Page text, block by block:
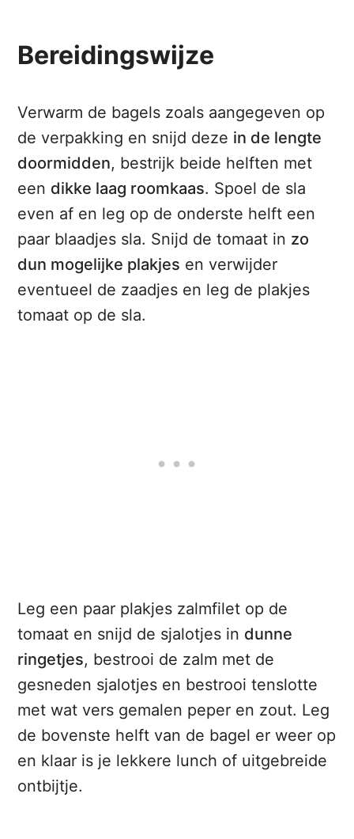
Bereidingswijze
Verwarm de bagels zoals aangegeven op
de verpakking en snijd deze in de lengte
doormidden, bestrijk beide helften met
een dikke laag roomkaas. Spoel de sla
even af en leg op de onderste helft een
paar blaadjes sla. Snijd de tomaat in zo
dun mogelijke plakjes en verwijder
eventueel de zaadjes en leg de plakjes
tomaat op de sla.
Leg een paar plakjes zalmfilet op de
tomaat en snijd de sjalotjes in dunne
ringetjes, bestrooi de zalm met de
gesneden sjalotjes en bestrooi tenslotte
met wat vers gemalen peper en zout. Leg
de bovenste helft van de bagel er weer op
en klaar is je lekkere lunch of uitgebreide
ontbijtje.